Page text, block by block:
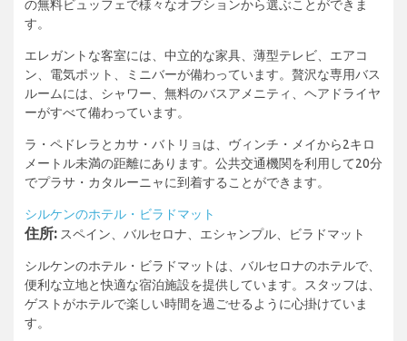
の無料ビュッフェで様々なオプションから選ぶことができま
す。
エレガントな客室には、中立的な家具、薄型テレビ、エアコ
ン、電気ポット、ミニバーが備わっています。贅沢な専用バス
ルームには、シャワー、無料のバスアメニティ、ヘアドライヤ
ーがすべて備わっています。
ラ・ペドレラとカサ・バトリョは、ヴィンチ・メイから2キロ
メートル未満の距離にあります。公共交通機関を利用して20分
でプラサ・カタルーニャに到着することができます。
シルケンのホテル・ビラドマット
住所: スペイン、バルセロナ、エシャンプル、ビラドマット
シルケンのホテル・ビラドマットは、バルセロナのホテルで、
便利な立地と快適な宿泊施設を提供しています。スタッフは、
ゲストがホテルで楽しい時間を過ごせるように心掛けていま
す。